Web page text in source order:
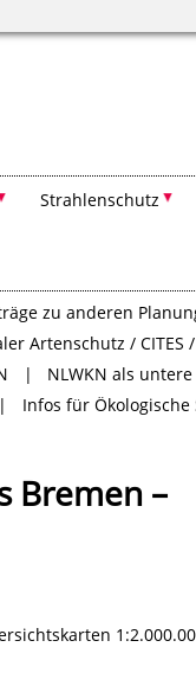
Strahlenschutz
zu anderen
Artenschutz /
NLWKN als
Infos für Ökologische
Bremen –